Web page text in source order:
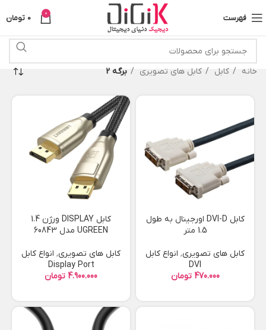
فهرست 0
0 تومان
خانه کابل کابل های تصویری برگه 2
کابل DVI-D اورجینال به طول
1.5 متر
کابل های تصویری, انواع کابل
DVI
تومان
کابل DISPLAY ورژن 1.4
UGREEN مدل 60843
کابل های تصویری, انواع کابل
Display Port
تومان